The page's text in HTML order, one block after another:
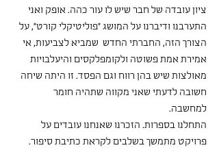
ציון עובדה של חבר שיש לו עור כהה. אופק ואני
התערבנו ודיברנו על המושג "פוליטיקלי קורט", על
הצורך הזה, החברתי החדש  שמביא לצביעות, אי
אמירת אמת פשוטה ולקומפלקסים והיעלבויות
מאולצות שיש בהן רווח וגם הפסד. זו היתה שיחה
חשובה לדעתי שאני מקווה שתהיה חומר
למחשבה.
התחלנו בספרות. הזכרנו שאנחנו עובדים על
פרויקט מתמשך בשלבים לקראת כתיבת סיפור.